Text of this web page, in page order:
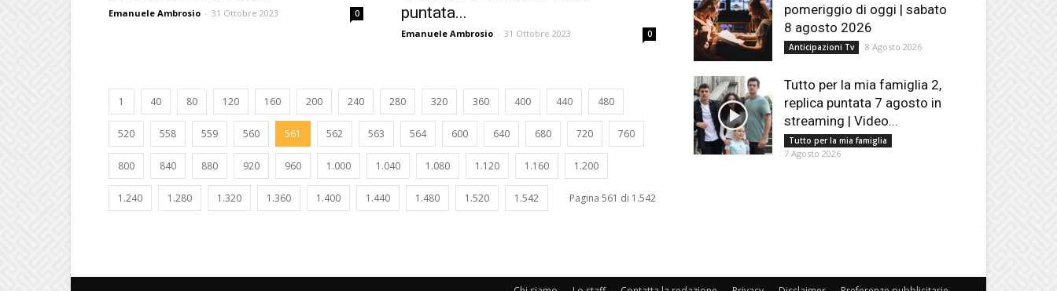
Emanuele Ambrosio - 31 Ottobre 2023 0
puntata...
Emanuele Ambrosio - 31 Ottobre 2023 0
1 40 80 120 160 200 240 280 320 360 400 440 480
520 558 559 560 561 562 563 564 600 640 680 720 760
800 840 880 920 960 1.000 1.040 1.080 1.120 1.160 1.200
1.240 1.280 1.320 1.360 1.400 1.440 1.480 1.520 1.542 Pagina 561 di 1.542
pomeriggio di oggi | sabato
8 agosto 2026
Anticipazioni Tv 8 Agosto 2026
Tutto per la mia famiglia 2,
replica puntata 7 agosto in
streaming | Video...
Tutto per la mia famiglia
7 Agosto 2026